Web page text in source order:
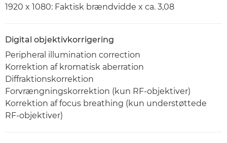
1920 x 1080: Faktisk brændvidde x ca. 3,08
Digital objektivkorrigering
Peripheral illumination correction
Korrektion af kromatisk aberration
Diffraktionskorrektion
Forvrængningskorrektion (kun RF-objektiver)
Korrektion af focus breathing (kun understøttede
RF-objektiver)